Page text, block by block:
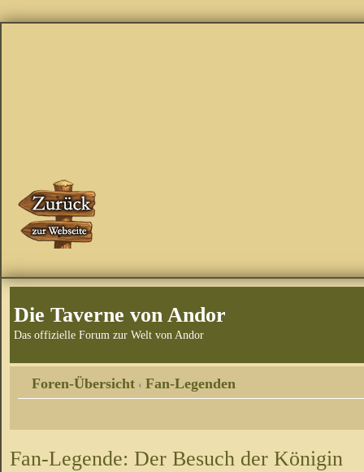
Die Taverne von Andor
Das offizielle Forum zur Welt von Andor
Foren-Übersicht ‹ Fan-Legenden
Fan-Legende: Der Besuch der Königin